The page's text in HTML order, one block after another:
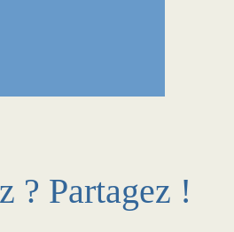
? Partagez !